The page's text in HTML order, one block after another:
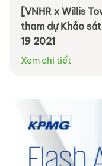
[VNHR x Willis
tham dự Khảo
19 2021
Xem chi tiết